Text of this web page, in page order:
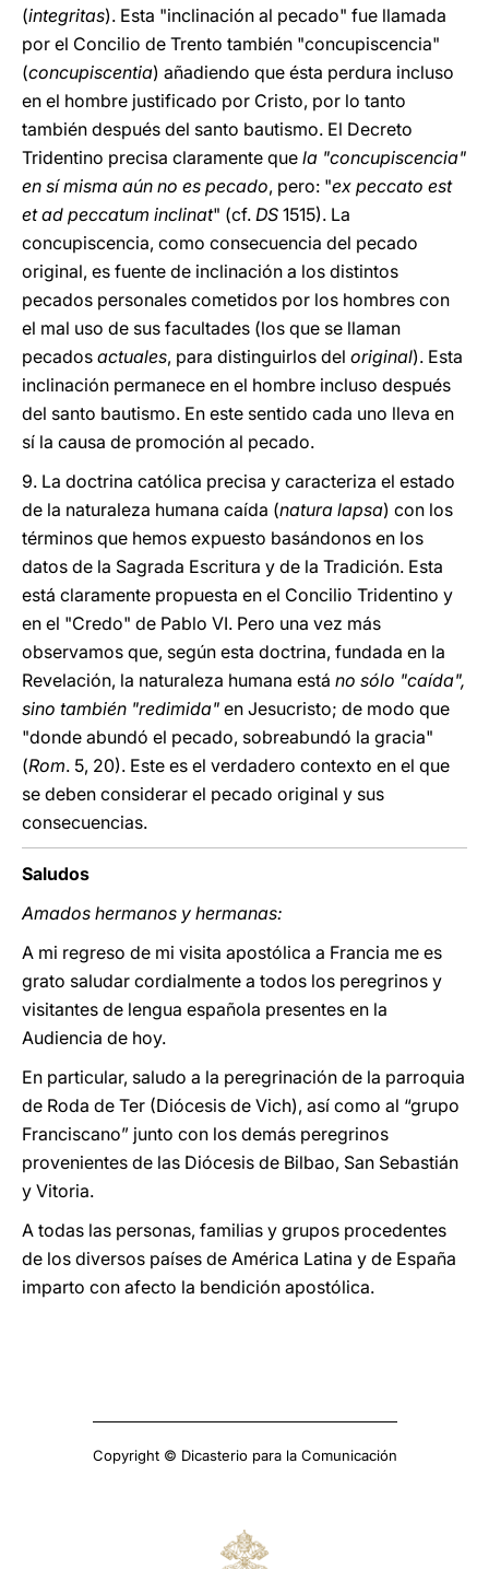
(integritas). Esta "inclinación al pecado" fue llamada
por el Concilio de Trento también "concupiscencia"
(concupiscentia) añadiendo que ésta perdura incluso
en el hombre justificado por Cristo, por lo tanto
también después del santo bautismo. El Decreto
Tridentino precisa claramente que la "concupiscencia"
en sí misma aún no es pecado, pero: "ex peccato est
et ad peccatum inclinat" (cf. DS 1515). La
concupiscencia, como consecuencia del pecado
original, es fuente de inclinación a los distintos
pecados personales cometidos por los hombres con
el mal uso de sus facultades (los que se llaman
pecados actuales, para distinguirlos del original). Esta
inclinación permanece en el hombre incluso después
del santo bautismo. En este sentido cada uno lleva en
sí la causa de promoción al pecado.
9. La doctrina católica precisa y caracteriza el estado
de la naturaleza humana caída (natura lapsa) con los
términos que hemos expuesto basándonos en los
datos de la Sagrada Escritura y de la Tradición. Esta
está claramente propuesta en el Concilio Tridentino y
en el "Credo" de Pablo VI. Pero una vez más
observamos que, según esta doctrina, fundada en la
Revelación, la naturaleza humana está no sólo "caída",
sino también "redimida" en Jesucristo; de modo que
"donde abundó el pecado, sobreabundó la gracia"
(Rom. 5, 20). Este es el verdadero contexto en el que
se deben considerar el pecado original y sus
consecuencias.
Saludos
Amados hermanos y hermanas:
A mi regreso de mi visita apostólica a Francia me es
grato saludar cordialmente a todos los peregrinos y
visitantes de lengua española presentes en la
Audiencia de hoy.
En particular, saludo a la peregrinación de la parroquia
de Roda de Ter (Diócesis de Vich), así como al “grupo
Franciscano” junto con los demás peregrinos
provenientes de las Diócesis de Bilbao, San Sebastián
y Vitoria.
A todas las personas, familias y grupos procedentes
de los diversos países de América Latina y de España
imparto con afecto la bendición apostólica.
Copyright © Dicasterio para la Comunicación